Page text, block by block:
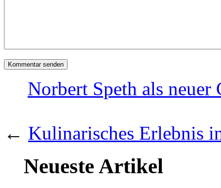
Norbert Speth als
← Kulinarisches Erlebnis
Neueste Artikel